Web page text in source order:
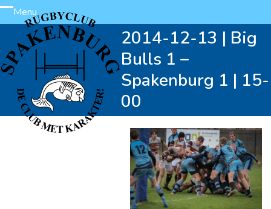
Skip
to
content
Menu
Open
mobile
menu
Close
mobile
menu
2014-12-13 | Big
Bulls 1 –
Spakenburg 1 | 15-
00